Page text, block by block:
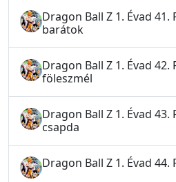
Dragon Ball Z 1. Évad 41.
barátok
Dragon Ball Z 1. Évad 42.
föleszmél
Dragon Ball Z 1. Évad 43.
csapda
Dragon Ball Z 1. Évad 44.